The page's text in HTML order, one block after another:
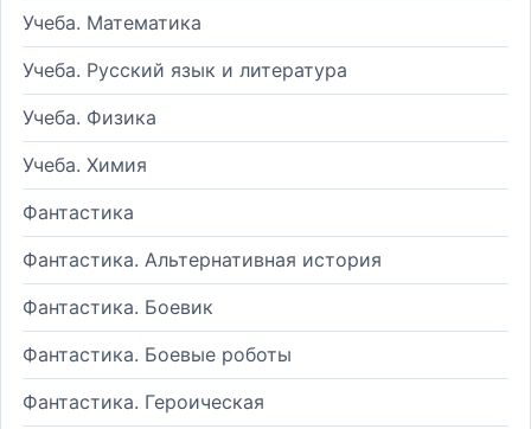
Учеба. Математика
Учеба. Русский язык и литература
Учеба. Физика
Учеба. Химия
Фантастика
Фантастика. Альтернативная история
Фантастика. Боевик
Фантастика. Боевые роботы
Фантастика. Героическая